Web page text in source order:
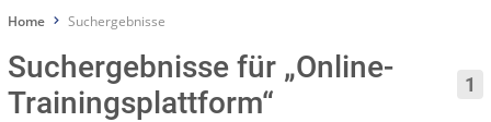
Home Suchergebnisse
Suchergebnisse für „Online-
Trainingsplattform“
1